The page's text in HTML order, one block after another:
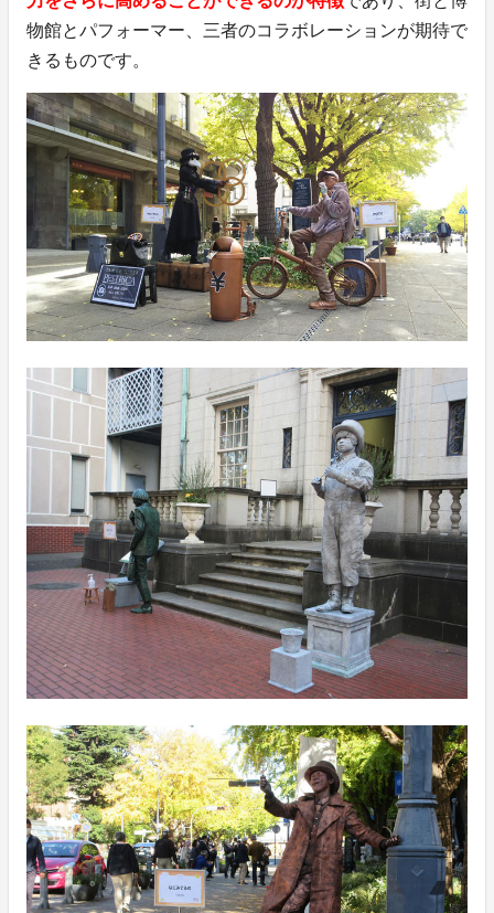
物館とパフォーマー、三者のコラボレーションが期待で
きるものです。